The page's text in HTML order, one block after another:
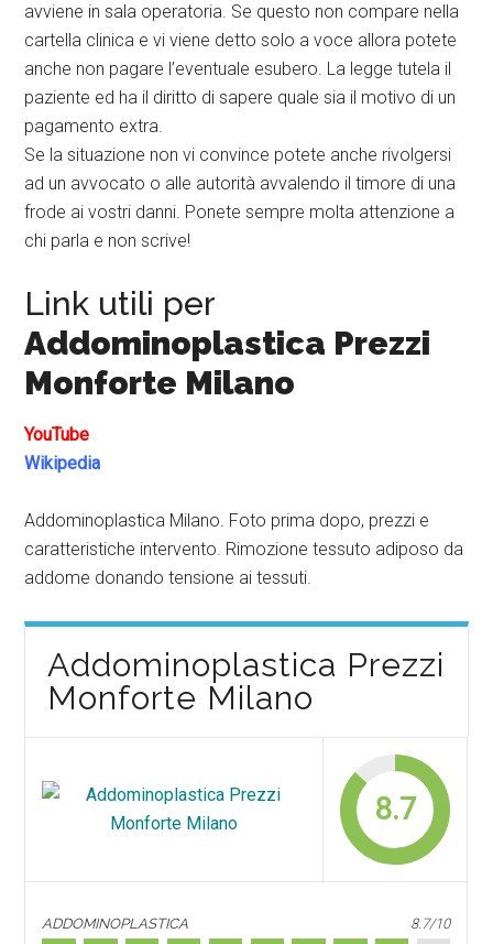
avviene in sala operatoria. Se questo non compare nella
cartella clinica e vi viene detto solo a voce allora potete
anche non pagare l’eventuale esubero. La legge tutela il
paziente ed ha il diritto di sapere quale sia il motivo di un
pagamento extra.
Se la situazione non vi convince potete anche rivolgersi
ad un avvocato o alle autorità avvalendo il timore di una
frode ai vostri danni. Ponete sempre molta attenzione a
chi parla e non scrive!
Link utili per
Addominoplastica Prezzi
Monforte Milano
YouTube
Wikipedia
Addominoplastica Milano. Foto prima dopo, prezzi e
caratteristiche intervento. Rimozione tessuto adiposo da
addome donando tensione ai tessuti.
Addominoplastica Prezzi
Monforte Milano
8.7
ADDOMINOPLASTICA 8.7/10